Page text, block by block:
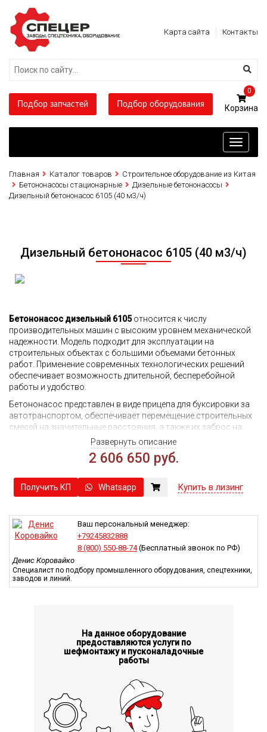
Карта сайта Контакты
Подбор запчастей Подбор оборудования
0
Toggle
Главная Каталог товаров
Строительное оборудование из Китая
Бетононасосы стационарные
Дизельные бетононасосы
Дизельный бетононасос 6105 (40 м3/ч)
Дизельный бетононасос 6105 (40 м3/ч)
Бетононасос дизельный 6105относится к числу
производительных машин с высоким уровнем механической
надежности. Модель подходит для эксплуатации на
строительных объектах с большими объемами бетонных
работ. Применение современных технологических решений
обеспечивает возможность длительной, бесперебойной
работы и удобство.
Бетононасос представлен в виде прицепа для буксировки за
автотранспортом, обеспечивает перемещение строительных
смесей на значительные расстояния, а также их заброс на
высоту. Максимальная производительность насоса 6105
составляет 30-40 куб.м/ч, при этом он способен передавать
бетон на расстояние до 300 метров и высоту до 150 метров.
Модель предусматривает наличие проверенного дизеля
производительностью 125 кВт. Он сочетает в себе
достаточной компактностью размеров для перемещения на
строительных объектах. Ее вес не превышает 3 тонн, что
снижает требования к транспортным средствам,
используемым для буксировки.
Модель отличается стильным внешним видом, обладает
хорошей функциональностью и универсальностью, что
изделий из железобетона.
Развернуть описание
2 606 650 руб.
Получить КП Whatsapp Купить в лизинг
Ваш персональный менеджер:
+79245832888
8 (800) 550-88-74(Бесплатный звонок по РФ)
Денис Коровайко
Специалист по подбору промышленного оборудования, спецтехники,
заводов и линий.
На данное оборудование
предоставляются услуги по
шефмонтажу и пусконаладочные
работы